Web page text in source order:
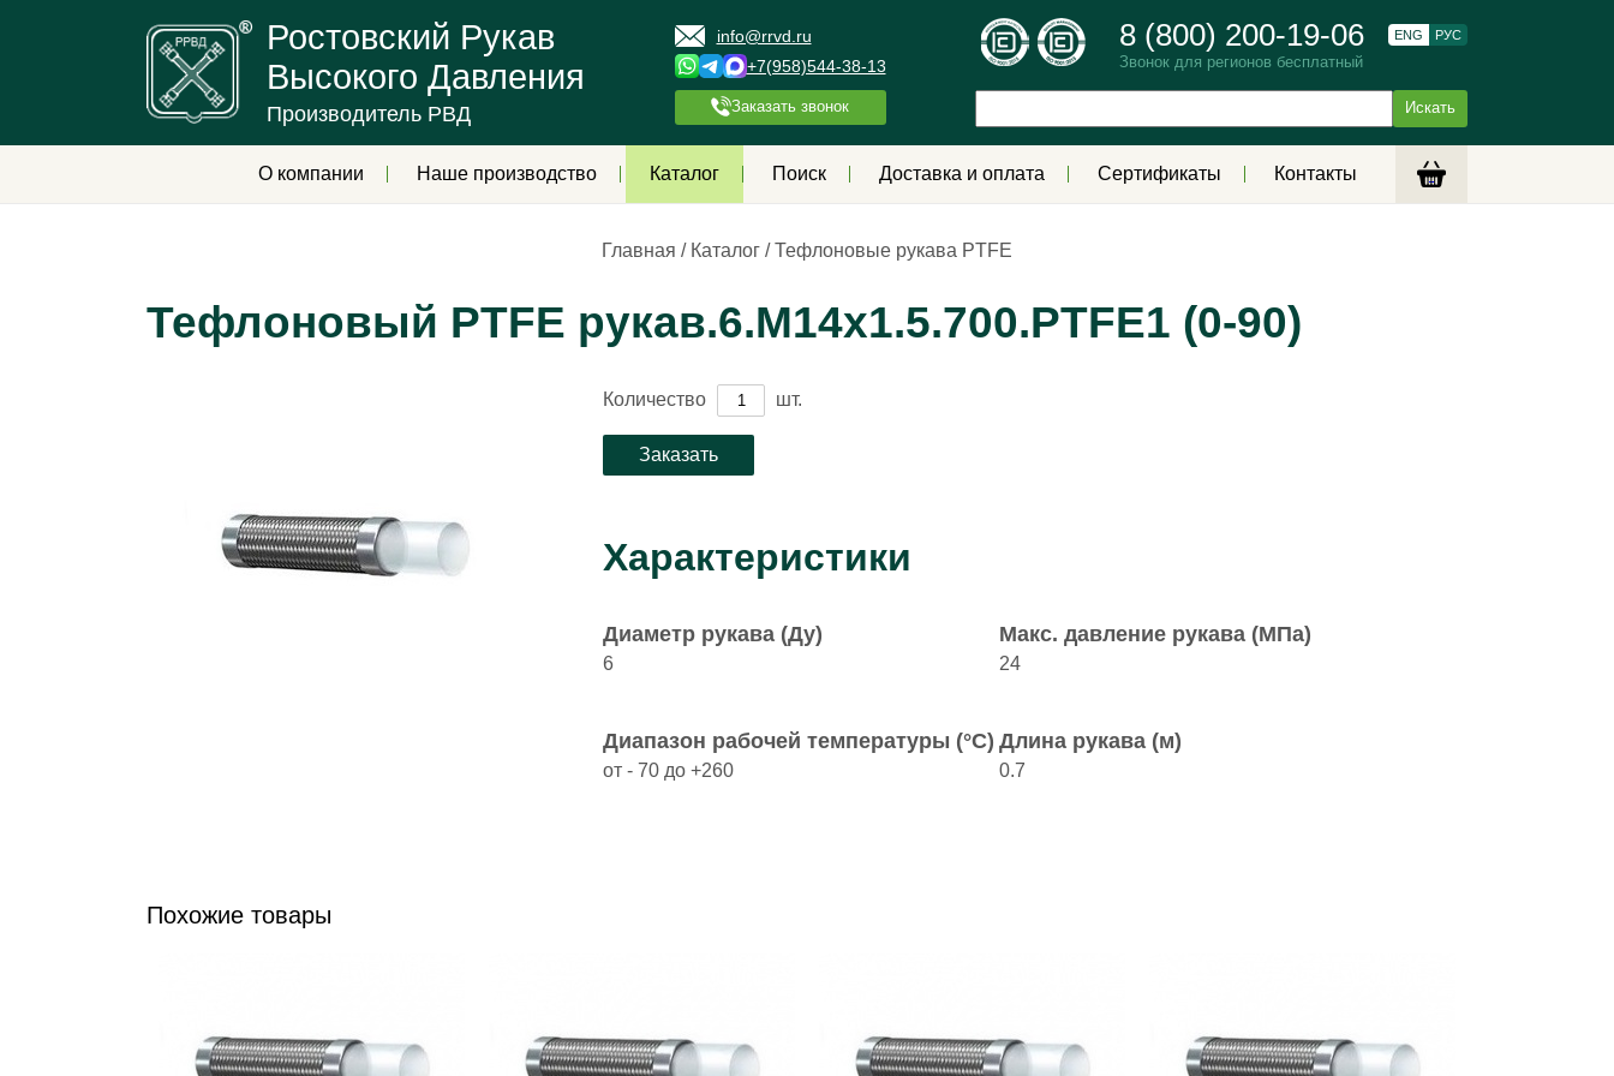
Ростовский Рукав
Высокого Давления
Производитель РВД
info@rrvd.ru
+7(958)544-38-13
Заказать звонок
8 (800) 200-19-06
Звонок для регионов бесплатный
ENG РУС
О компании Наше производство Каталог Поиск Доставка и оплата Сертификаты Контакты
Главная / Каталог /Тефлоновые рукава PTFE
Тефлоновый PTFE рукав.6.М14х1.5.700.PTFE1 (0-90)
Количество шт.
Характеристики
Диаметр рукава (Ду)
6
Макс. давление рукава (МПа)
24
Диапазон рабочей температуры (°C)
от - 70 до +260
Длина рукава (м)
0.7
Похожие товары